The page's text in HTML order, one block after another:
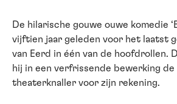
De hilarische gouwe ouwe komedie
vijftien jaar geleden voor het laatst
van Eerd in één van de hoofdrollen.
hij in een verfrissende bewerking de
theaterknaller voor zijn rekening.